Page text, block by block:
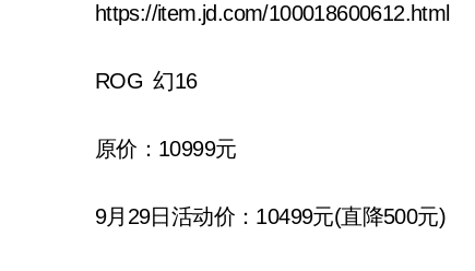
https://item.jd.com/100018600612.html
ROG 幻16
原价：10999元
9月29日活动价：10499元(直降500元)